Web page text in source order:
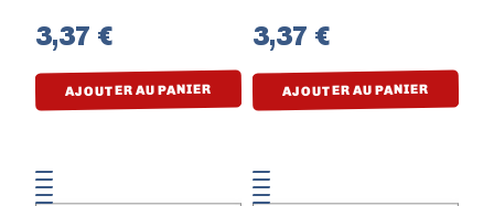
3,37 €
AJOUTER AU PANIER
3,37 €
AJOUTER AU PANIER